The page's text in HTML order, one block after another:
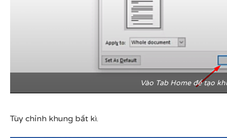
Vào Tab Home để tạo
Tùy chỉnh khung bất kì.